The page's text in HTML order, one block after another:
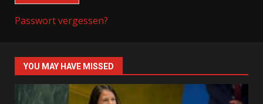
Passwort vergessen?
YOU MAY HAVE MISSED